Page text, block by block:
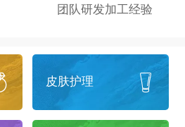
团队研发加工经验
皮肤护理